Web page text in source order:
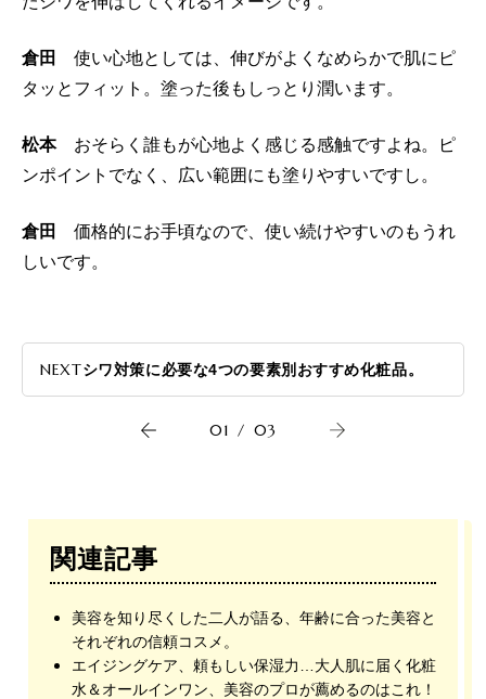
倉田
使い心地としては、伸びがよくなめらかで肌にピ
タッとフィット。塗った後もしっとり潤います。
松本おそらく誰もが心地よく感じる感触ですよね。ピ
ンポイントでなく、広い範囲にも塗りやすいですし。
倉田
価格的にお手頃なので、使い続けやすいのもうれ
しいです。
NEXTシワ対策に必要な4つの要素別おすすめ化粧品。
01 / 03
関連記事
美容を知り尽くした二人が語る、年齢に合った美容と
それぞれの信頼コスメ。
エイジングケア、頼もしい保湿力…大人肌に届く化粧
水＆オールインワン、美容のプロが薦めるのはこれ！